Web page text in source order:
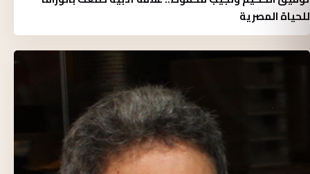
للحياة المصرية